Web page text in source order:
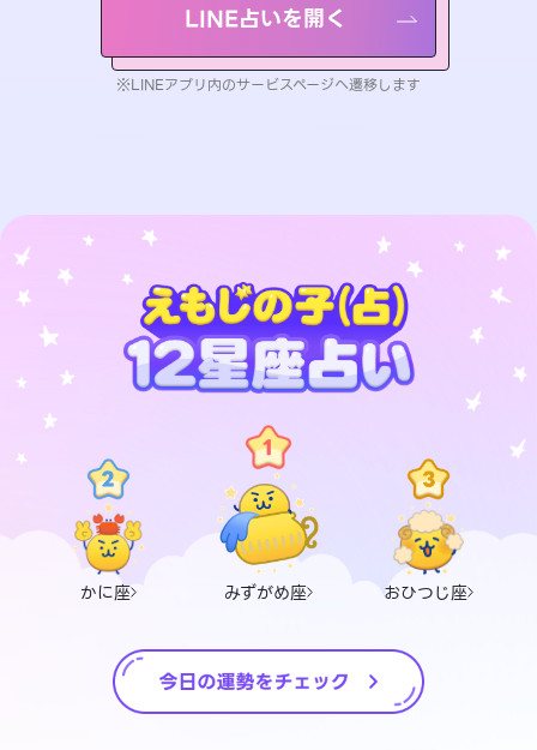
LINE占いを開く
※LINEアプリ内のサービスページへ遷移します
かに座 みずがめ座 おひつじ座